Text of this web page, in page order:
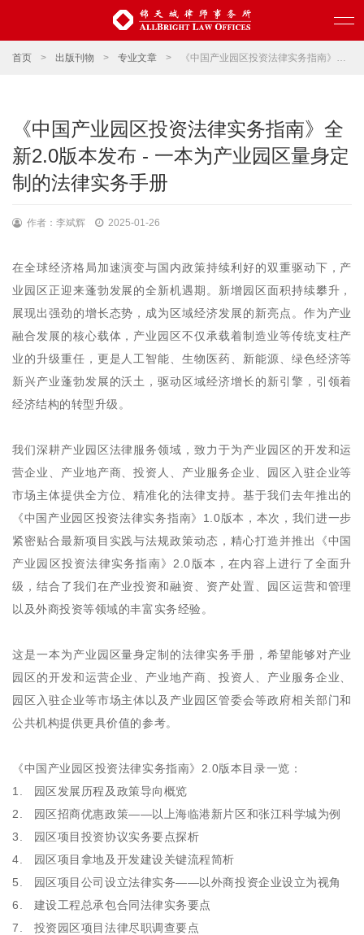
首页 > 出版刊物 > 专业文章 > 《中国产业园区投资法律实务指南》全新2.0版本发布 - 一本为产业园区量身定制的法律实务手册
《中国产业园区投资法律实务指南》全
新2.0版本发布 - 一本为产业园区量身定
制的法律实务手册
作者：李斌辉 2025-01-26
在全球经济格局加速演变与国内政策持续利好的双重驱动下，产
业园区正迎来蓬勃发展的全新机遇期。新增园区面积持续攀升，
展现出强劲的增长态势，成为区域经济发展的新亮点。作为产业
融合发展的核心载体，产业园区不仅承载着制造业等传统支柱产
业的升级重任，更是人工智能、生物医药、新能源、绿色经济等
新兴产业蓬勃发展的沃土，驱动区域经济增长的新引擎，引领着
经济结构的转型升级。
我们深耕产业园区法律服务领域，致力于为产业园区的开发和运
营企业、产业地产商、投资人、产业服务企业、园区入驻企业等
市场主体提供全方位、精准化的法律支持。基于我们去年推出的
《中国产业园区投资法律实务指南》1.0版本，本次，我们进一步
紧密贴合最新项目实践与法规政策动态，精心打造并推出《中国
产业园区投资法律实务指南》2.0版本，在内容上进行了全面升
级，结合了我们在产业投资和融资、资产处置、园区运营和管理
以及外商投资等领域的丰富实务经验。
这是一本为产业园区量身定制的法律实务手册，希望能够对产业
园区的开发和运营企业、产业地产商、投资人、产业服务企业、
园区入驻企业等市场主体以及产业园区管委会等政府相关部门和
公共机构提供更具价值的参考。
《中国产业园区投资法律实务指南》2.0版本目录一览：
1. 园区发展历程及政策导向概览
2. 园区招商优惠政策——以上海临港新片区和张江科学城为例
3. 园区项目投资协议实务要点探析
4. 园区项目拿地及开发建设关键流程简析
5. 园区项目公司设立法律实务——以外商投资企业设立为视角
6. 建设工程总承包合同法律实务要点
7. 投资园区项目法律尽职调查要点